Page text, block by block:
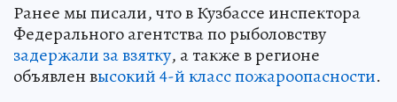
Ранее мы писали, что в Кузбассе инспектора
Федерального агентства по рыболовству
задержали за взятку, а также в регионе
объявлен высокий 4-й класс пожароопасности.